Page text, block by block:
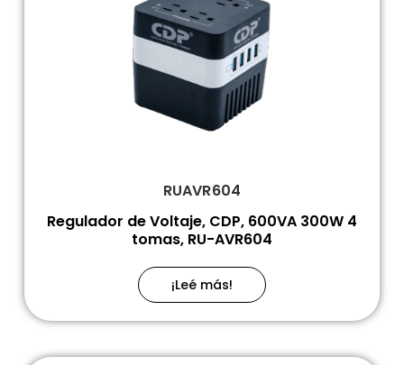
RUAVR604
Regulador de Voltaje, CDP, 600VA 300W 4
tomas, RU-AVR604
¡Leé más!